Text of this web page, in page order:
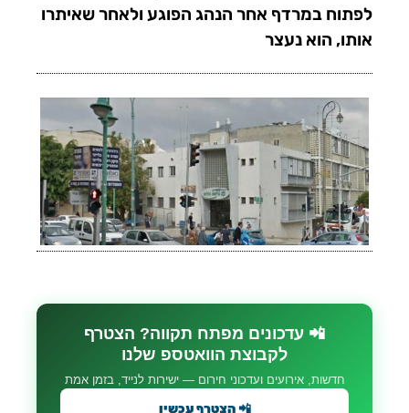
לפתוח במרדף אחר הנהג הפוגע ולאחר שאיתרו
אותו, הוא נעצר
📲 עדכונים מפתח תקווה? הצטרף
לקבוצת הוואטספ שלנו
חדשות, אירועים ועדכוני חירום — ישירות לנייד, בזמן אמת
📲 הצטרף עכשיו